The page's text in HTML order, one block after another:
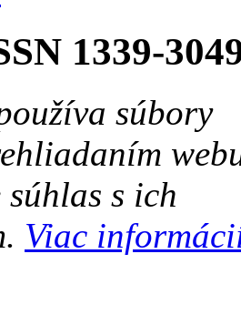
1339-
súbory
s ich
Viac